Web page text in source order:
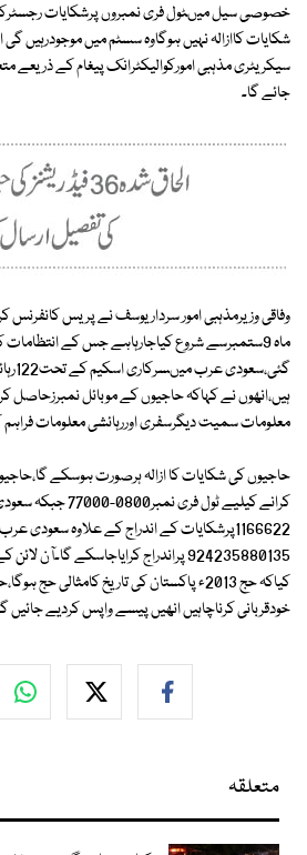
خصوصی سیل میںٹول فری نمبروں پرشکایات
سیکریٹری مذہبی امورکوالیکٹرانک پیغام کے ذریعے
جائے گا۔
وفاقی وزیرمذہبی امور سردار یوسف نے پریس کانفرنس
ماہ 9ستمبرسے شروع کیاجارہاہے جس کے
ہیں،انھوں نے کہاکہ حاجیوں کے موبائل نمبرزحاصل
معلومات سمیت دیگرسفری اوررہائشی معلومات
حاجیوں کی شکایات کا ازالہ ہرصورت ہوسکے
1166622پرشکایات کے اندراج کے علاوہ
924235880135 پراندراج کرایاجاسکے
کیاکہ حج 2013ء پاکستان کی تاریخ کامثالی
خودقربانی کرناچاہیں انھیں پیسے واپس کردیے جائیں
متعلقہ